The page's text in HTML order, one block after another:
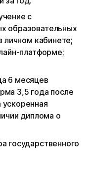
с
образовательных
личном кабинете;
платформе;
6 месяцев
3,5 года после
диплома о
государственного